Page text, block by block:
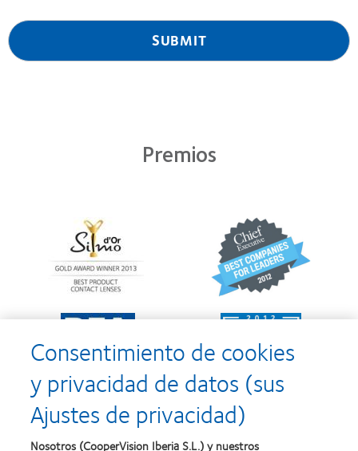
Premios
about
Premio
Silmo
mejor
con
MyDay™
Learn
more
about
2012
y
2010:
Mejor
empresa
el
desarrollo
del
liderazgo
Learn
about
2011:
Premios
a
mejor
Learn
about
2011:
Premio
a
salud
Learn Learn
more
about
Consentimiento de cookies
y privacidad de datos (sus
Ajustes de privacidad)
Nosotros (CooperVision Iberia S.L.) y nuestros